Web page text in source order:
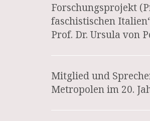
Forschungsprojekt
faschistischen
Prof. Dr. Ursula von
Mitglied und
Metropolen im 20.